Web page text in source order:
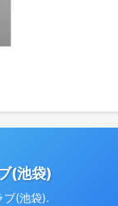
(池袋)
(池袋).